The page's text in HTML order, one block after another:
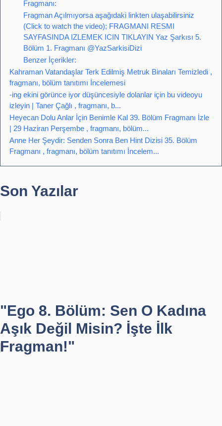
Fragmanı:
Fragman Açılmıyorsa aşağıdaki linkten ulaşabilirsiniz
(Click to watch the video); FRAGMANI RESMI
SAYFASINDA IZLEMEK ICIN TIKLAYIN Yaz Şarkısı 5.
Bölüm 1. Fragmanı @YazSarkisiDizi
Benzer İçerikler:
Kahraman Vatandaşlar Terk Edilmiş Metruk Binaları Temizledi ,
fragmanı, bölüm tanıtımı İncelemesi
-ing ekini görünce iyor düşüncesiyle dolanlar için bu videoyu
izleyin | Taner Çağlı , fragmanı, b...
Heyecan Dolu Anlar İçin Benimle Kal 39. Bölüm Fragmanı İzle
| 29 Haziran Perşembe , fragmanı, bölüm...
Anne Her Şeydir: Senden Sonra Ben Hint Dizisi 35. Bölüm
Fragmanı , fragmanı, bölüm tanıtımı İncelem...
Son Yazılar
"Ego 8. Bölüm: Sen O Kadına
Aşık Değil Misin? İşte İlk
Fragman!"